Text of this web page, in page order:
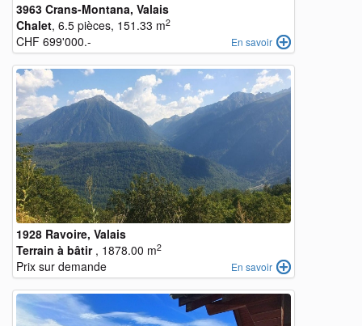
3963 Crans-Montana, Valais
Chalet, 6.5 pièces, 151.33 m2
CHF 699'000.- En savoir
1928 Ravoire, Valais
Terrain à bâtir, 1878.00 m2
Prix sur demande En savoir